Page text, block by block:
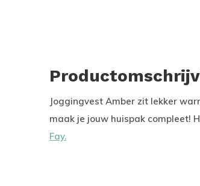
Joggingvest Amber zit lekker
maak je jouw huispak compleet!
Fay.